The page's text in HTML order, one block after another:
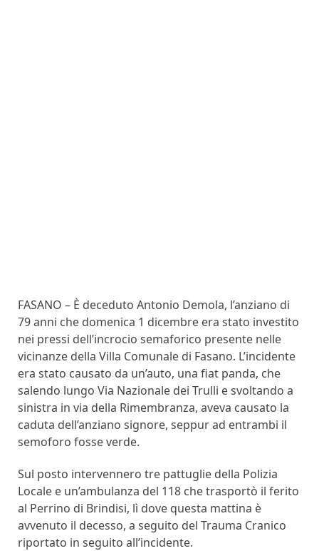
FASANO – È deceduto Antonio Demola, l’anziano di
79 anni che domenica 1 dicembre era stato investito
nei pressi dell’incrocio semaforico presente nelle
vicinanze della Villa Comunale di Fasano. L’incidente
era stato causato da un’auto, una fiat panda, che
salendo lungo Via Nazionale dei Trulli e svoltando a
sinistra in via della Rimembranza, aveva causato la
caduta dell’anziano signore, seppur ad entrambi il
semoforo fosse verde.
Sul posto intervennero tre pattuglie della Polizia
Locale e un’ambulanza del 118 che trasportò il ferito
al Perrino di Brindisi, lì dove questa mattina è
avvenuto il decesso, a seguito del Trauma Cranico
riportato in seguito all’incidente.